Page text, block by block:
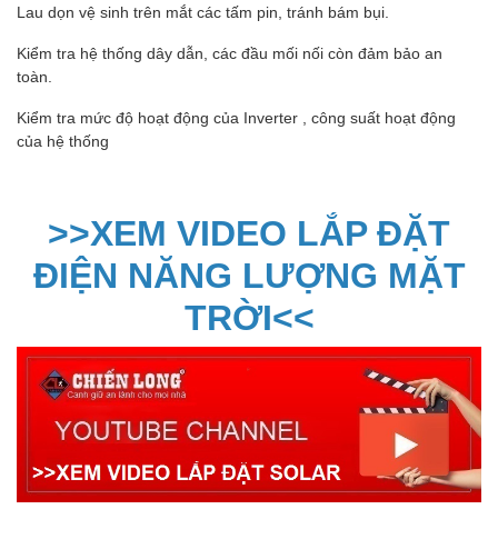
Lau dọn vệ sinh trên mắt các tấm pin, tránh bám bụi.
Kiểm tra hệ thống dây dẫn, các đầu mối nối còn đảm bảo an
toàn.
Kiểm tra mức độ hoạt động của Inverter , công suất hoạt động
của hệ thống
>>XEM VIDEO LẮP ĐẶT
ĐIỆN NĂNG LƯỢNG MẶT
TRỜI<<